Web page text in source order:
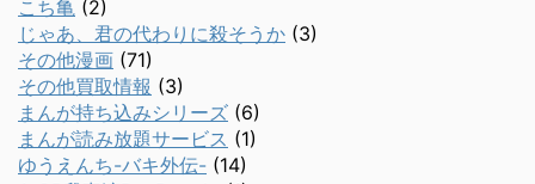
こち亀 (2)
じゃあ、君の代わりに殺そうか (3)
その他漫画 (71)
その他買取情報 (3)
まんが持ち込みシリーズ (6)
まんが読み放題サービス (1)
ゆうえんち-バキ外伝- (14)